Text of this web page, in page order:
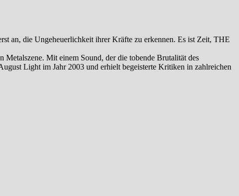
an, die Ungeheuerlichkeit ihrer Kräfte zu erkennen. Es ist Zeit, THE
Mit einem Sound, der die tobende Brutalität des
Light im Jahr 2003 und erhielt begeisterte Kritiken in zahlreichen